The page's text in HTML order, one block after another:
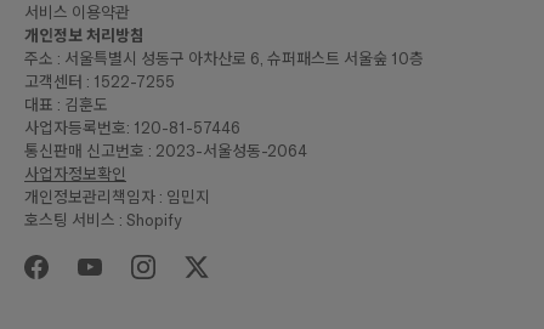
합계
서비스 이용약관
개인정보 처리방침
주소 : 서울특별시 성동구 아차산로 6, 슈퍼패스트 서울숲 10층
고객센터 : 1522-7255
대표 : 김훈도
사업자등록번호: 120-81-57446
통신판매 신고번호 : 2023-서울성동-2064
사업자정보확인
개인정보관리책임자 : 임민지
호스팅 서비스 : Shopify